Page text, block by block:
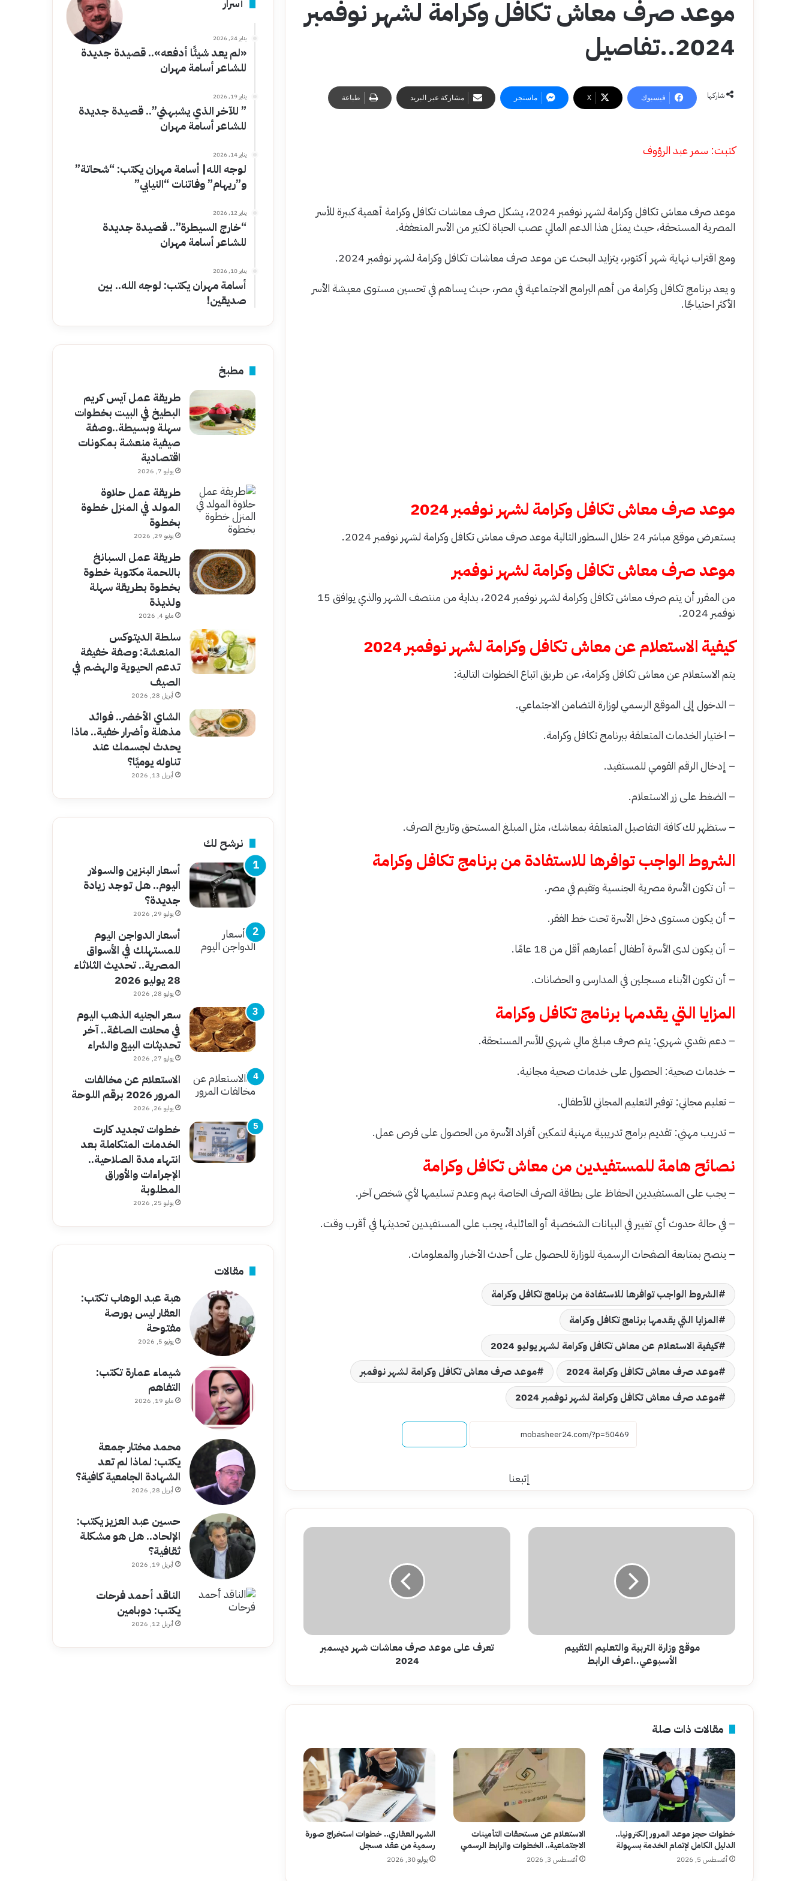
موعد صرف معاش تكافل وكرامة لشهر نوفمبر
2024..تفاصيل
شاركها فيسبوك ‫X ماسنجر مشاركة عبر البريد طباعة
كتبت: سمر عبد الرؤوف
موعد صرف معاش تكافل وكرامة لشهر نوفمبر 2024، يشكل صرف معاشات تكافل وكرامة أهمية كبيرة للأسر
المصرية المستحقة، حيث يمثل هذا الدعم المالي عصب الحياة لكثير من الأسر المتعففة.
ومع اقتراب نهاية شهر أكتوبر، يتزايد البحث عن موعد صرف معاشات تكافل وكرامة لشهر نوفمبر 2024.
و يعد برنامج تكافل وكرامة من أهم البرامج الاجتماعية في مصر، حيث يساهم في تحسين مستوى معيشة الأسر
الأكثر احتياجًا.
موعد صرف معاش تكافل وكرامة لشهر نوفمبر 2024
يستعرض موقع مباشر 24 خلال السطور التالية موعد صرف معاش تكافل وكرامة لشهر نوفمبر 2024.
موعد صرف معاش تكافل وكرامة لشهر نوفمبر
من المقرر أن يتم صرف معاش تكافل وكرامة لشهر نوفمبر 2024، بداية من منتصف الشهر والذي يوافق 15
نوفمبر 2024.
كيفية الاستعلام عن معاش تكافل وكرامة لشهر نوفمبر 2024
يتم الاستعلام عن معاش تكافل وكرامة، عن طريق اتباع الخطوات التالية:
– الدخول إلى الموقع الرسمي لوزارة التضامن الاجتماعي.
– اختيار الخدمات المتعلقة ببرنامج تكافل وكرامة.
– إدخال الرقم القومي للمستفيد.
– الضغط على زر الاستعلام.
– ستظهر لك كافة التفاصيل المتعلقة بمعاشك، مثل المبلغ المستحق وتاريخ الصرف.
الشروط الواجب توافرها للاستفادة من برنامج تكافل وكرامة
– أن تكون الأسرة مصرية الجنسية وتقيم في مصر.
– أن يكون مستوى دخل الأسرة تحت خط الفقر.
– أن يكون لدى الأسرة أطفال أعمارهم أقل من 18 عامًا.
– أن تكون الأبناء مسجلين في المدارس و الحضانات.
المزايا التي يقدمها برنامج تكافل وكرامة
– دعم نقدي شهري: يتم صرف مبلغ مالي شهري للأسر المستحقة.
– خدمات صحية: الحصول على خدمات صحية مجانية.
– تعليم مجاني: توفير التعليم المجاني للأطفال.
– تدريب مهني: تقديم برامج تدريبية مهنية لتمكين أفراد الأسرة من الحصول على فرص عمل.
نصائح هامة للمستفيدين من معاش تكافل وكرامة
– يجب على المستفيدين الحفاظ على بطاقة الصرف الخاصة بهم وعدم تسليمها لأي شخص آخر.
– في حالة حدوث أي تغيير في البيانات الشخصية أو العائلية، يجب على المستفيدين تحديثها في أقرب وقت.
– ينصح بمتابعة الصفحات الرسمية للوزارة للحصول على أحدث الأخبار والمعلومات.
الشروط الواجب توافرها للاستفادة من برنامج تكافل وكرامة
المزايا التي يقدمها برنامج تكافل وكرامة
كيفية الاستعلام عن معاش تكافل وكرامة لشهر يوليو 2024
موعد صرف معاش تكافل وكرامة 2024
موعد صرف معاش تكافل وكرامة لشهر نوفمبر
موعد صرف معاش تكافل وكرامة لشهر نوفمبر 2024
إتبعنا
موقع
موقع وزارة التربية والتعليم التقييم
الأسبوعي..اعرف الرابط
تعرف
تعرف على موعد صرف معاشات شهر ديسمبر
2024
مقالات ذات صلة
خطوات حجز موعد المرور إلكترونيا..
الدليل الكامل لإتمام الخدمة بسهولة
أغسطس 5, 2026
الاستعلام عن مستحقات التأمينات
الاجتماعية.. الخطوات والرابط الرسمي
أغسطس 3, 2026
الشهر العقاري.. خطوات استخراج صورة
رسمية من عقد مسجل
يوليو 30, 2026
أسرار
يناير 24, 2026
«لم يعد شيئًا أدفعه».. قصيدة جديدة
للشاعر أسامة مهران
يناير 19, 2026
” للآخر الذي يشبهني”.. قصيدة جديدة
للشاعر أسامة مهران
يناير 14, 2026
لوجه الله| أسامة مهران يكتب: “شحاتة”
و”ريهام” وفاتنات “النيابي”
يناير 12, 2026
“خارج السيطرة”.. قصيدة جديدة
للشاعر أسامة مهران
يناير 10, 2026
أسامة مهران يكتب: لوجه الله.. بين
صديقين!
مطبخ
طريقة عمل آيس كريم
البطيخ في البيت بخطوات
سهلة وبسيطة..وصفة
صيفية منعشة بمكونات
اقتصادية
يوليو 7, 2026
طريقة عمل حلاوة
المولد في المنزل خطوة
بخطوة
يونيو 29, 2026
طريقة عمل السبانخ
باللحمة مكتوبة خطوة
بخطوة بطريقة سهلة
ولذيذة
مايو 4, 2026
سلطة الديتوكس
المنعشة: وصفة خفيفة
تدعم الحيوية والهضم في
الصيف
أبريل 28, 2026
الشاي الأخضر.. فوائد
مذهلة وأضرار خفية.. ماذا
يحدث لجسمك عند
تناوله يوميًا؟
أبريل 13, 2026
نرشح لك
أسعار البنزين والسولار
اليوم.. هل توجد زيادة
جديدة؟
يوليو 29, 2026
أسعار الدواجن اليوم
للمستهلك في الأسواق
المصرية.. تحديث الثلاثاء
28 يوليو 2026
يوليو 28, 2026
سعر الجنيه الذهب اليوم
في محلات الصاغة.. آخر
تحديثات البيع والشراء
يوليو 27, 2026
الاستعلام عن مخالفات
المرور 2026 برقم اللوحة
يوليو 26, 2026
خطوات تجديد كارت
الخدمات المتكاملة بعد
انتهاء مدة الصلاحية..
الإجراءات والأوراق
المطلوبة
يوليو 25, 2026
مقالات
هبة عبد الوهاب تكتب:
العقار ليس بورصة
مفتوحة
يونيو 5, 2026
شيماء عمارة تكتب:
التفاهم
مايو 19, 2026
محمد مختار جمعة
يكتب: لماذا لم تعد
الشهادة الجامعية كافية؟
أبريل 28, 2026
حسين عبد العزيز يكتب:
الإلحاد.. هل هو مشكلة
ثقافية؟
أبريل 19, 2026
الناقد أحمد فرحات
يكتب: دوبامين
أبريل 12, 2026